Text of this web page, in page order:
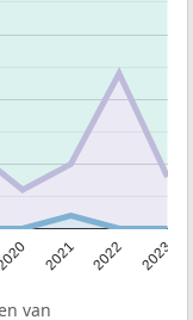
2021 2022 2023
van